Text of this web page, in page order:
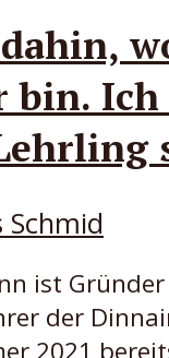
bin.
Schmid
ist
der
2021